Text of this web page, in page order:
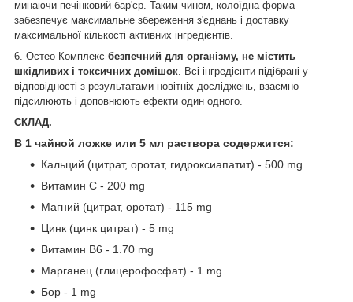
минаючи печінковий бар'єр. Таким чином, колоїдна форма
забезпечує максимальне збереження з'єднань і доставку
максимальної кількості активних інгредієнтів.
6. Остео Комплекс безпечний для організму, не містить
шкідливих і токсичних домішок. Всі інгредієнти підібрані у
відповідності з результатами новітніх досліджень, взаємно
підсилюють і доповнюють ефекти один одного.
СКЛАД.
В 1 чайной ложке или 5 мл раствора содержится:
Кальций (цитрат, оротат, гидроксиапатит) - 500 mg
Витамин С - 200 mg
Магний (цитрат, оротат) - 115 mg
Цинк (цинк цитрат) - 5 mg
Витамин В6 - 1.70 mg
Марганец (глицерофосфат) - 1 mg
Бор - 1 mg